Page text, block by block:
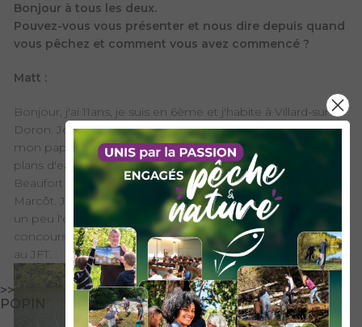
>>
POPIN
Bonjour à tous les deux.
Pouvez-vous vous présenter et nous dire depuis quand
vous pêchez et comment vous avez commencé ?
Matt :
Bonjour, j'ai 11ans, je suis en 6ème et j'habite à Villard-sur-
Doron. Je fais du ski et je pêche depuis que j'ai 5 ans car j'ai
mon papa et mon grand père qui pêchent. Je pêche aux
plans d'eau de l'Infernet à Hauteluce et de Marcôt à
Beaufort principalement la truite et aussi la perche à
Marcôt. Je pêche aux leurres ou au bouchon. J'avais déjà
un peu l'esprit de compétiteur car j'ai fait plusieurs
concours à l'Infernet et c'est ce qui m'a motivé à m'inscrire
au JFT.